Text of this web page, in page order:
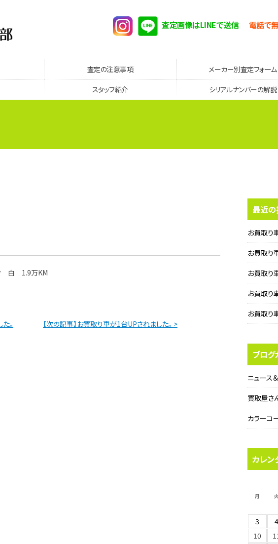
電話で
査定画像はLINEで送信
査定の注意事項 メーカー別査定フォーム
スタッフ紹介 シリアルナンバーの解説
白 1.9万KM
。 【次の記事】お買取り車が1台UPされました。 >
最近
お買取り
お買取り
お買取り
お買取り
お買取り
ブログ
ニュース
買取屋さ
カラーコ
カレン
月 火
3
4
10